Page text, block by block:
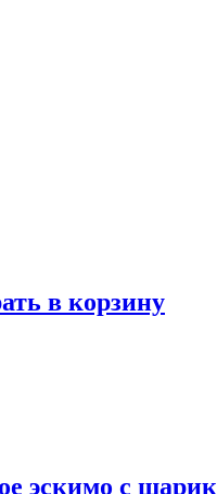
в корзину
эскимо с